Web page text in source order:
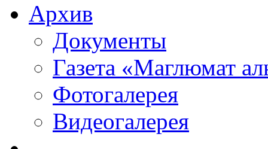
Архив
Документы
Газета «Маглюмат
Фотогалерея
Видеогалерея